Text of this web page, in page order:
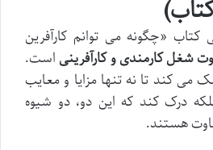
«چگونه می توانم کارآفرین
شغل کارمندی و کارآفرینی است.
می کند تا نه تنها مزایا و معایب
درک کند که این دو، دو شیوه
هستند.